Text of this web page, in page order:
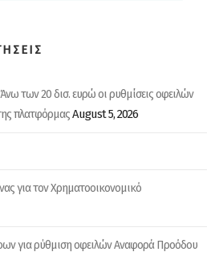
των 20 δισ. ευρώ οι ρυθμίσεις οφειλών
πλατφόρμαςAugust 5, 2026
για τον Χρηματοοικονομικό
για ρύθμιση οφειλών Αναφορά Προόδου